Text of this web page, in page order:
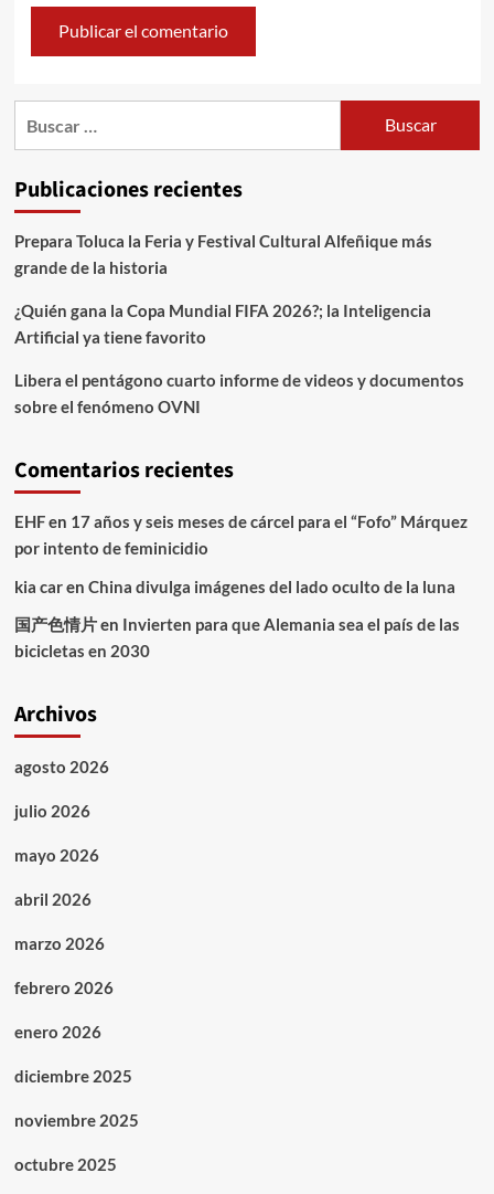
Publicaciones recientes
Prepara Toluca la Feria y Festival Cultural Alfeñique más
grande de la historia
¿Quién gana la Copa Mundial FIFA 2026?; la Inteligencia
Artificial ya tiene favorito
Libera el pentágono cuarto informe de videos y documentos
sobre el fenómeno OVNI
Comentarios recientes
EHFen 17 años y seis meses de cárcel para el “Fofo” Márquez
por intento de feminicidio
kia caren China divulga imágenes del lado oculto de la luna
国产色情片en Invierten para que Alemania sea el país de las
bicicletas en 2030
Archivos
agosto 2026
julio 2026
mayo 2026
abril 2026
marzo 2026
febrero 2026
enero 2026
diciembre 2025
noviembre 2025
octubre 2025